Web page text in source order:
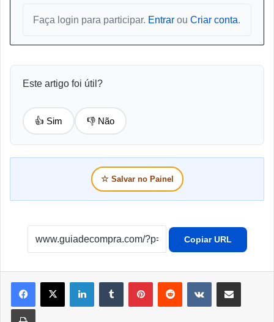
Faça login para participar. Entrar ou Criar conta.
Este artigo foi útil?
👍 Sim 👎 Não
☆ Salvar no Painel
Copiar URL
LinkedinTumblr PinterestReddit VK Compartilhar por e-mail
Imprimir